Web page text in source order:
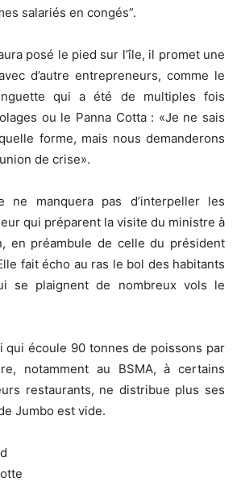
salariés en congés”.
posé le pied sur l’île, il promet une
d’autre entrepreneurs, comme le
qui a été de multiples fois
ou le Panna Cotta : «Je ne sais
forme, mais nous demanderons
de crise».
ne manquera pas d’interpeller les
qui préparent la visite du ministre à
en préambule de celle du président
fait écho au ras le bol des habitants
se plaignent de nombreux vols le
qui écoule 90 tonnes de poissons par
notamment au BSMA, à certains
restaurants, ne distribue plus ses
Jumbo est vide.